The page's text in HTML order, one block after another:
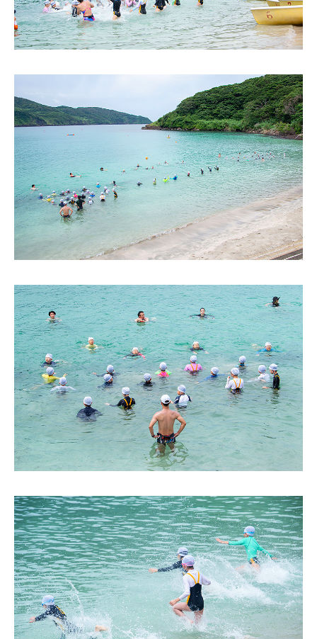
編入学試験
よくあるご質問
ニュース・トピック一覧
お問い合わせ
キャンパスマップ
アクセスマップ
緊急・災害時の対応
ご支援をお考えの方へ
個人情報保護への取り組み
このサイトについて
採用情報
地の塩、世の光（スクール・モットー）